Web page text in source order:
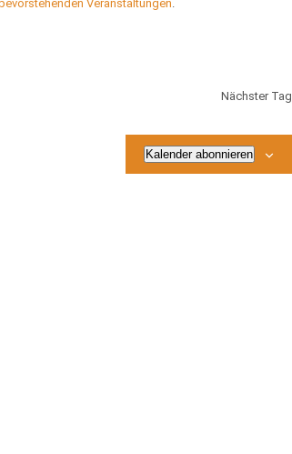
Veranstaltungen
Nächster Tag
Kalender abonnieren